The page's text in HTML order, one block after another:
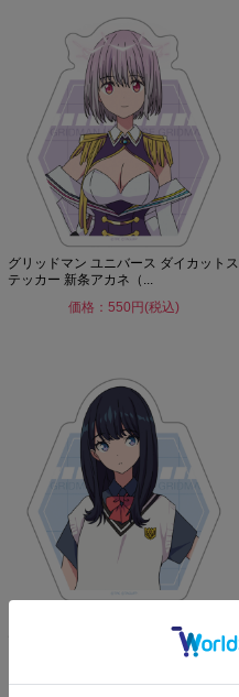
グリッドマン ユニバース ダイカットス
テッカー 新条アカネ（...
価格：550円(税込)